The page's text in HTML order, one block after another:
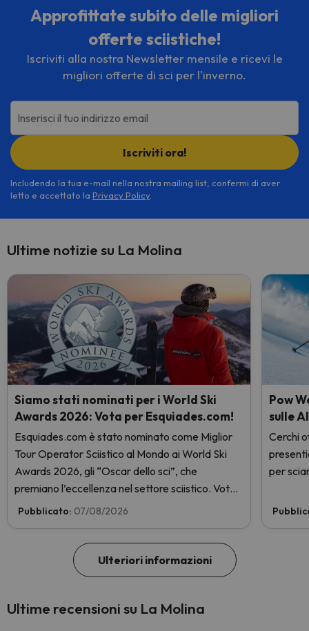
Approfittate subito delle migliori
offerte sciistiche!
Iscriviti alla nostra Newsletter mensile e ricevi le
migliori offerte di sci per l'inverno.
Inserisci il tuo indirizzo email
Iscriviti ora!
Includendo la tua e-mail nella nostra mailing list, confermi di aver
letto e accettato la Privacy Policy.
Ultime notizie su La Molina
Siamo stati nominati per i World Ski
Awards 2026: Vota per Esquiades.com!
Esquiades.com è stato nominato come Miglior
Tour Operator Sciistico al Mondo ai World Ski
Awards 2026, gli “Oscar dello sci”, che
premiano l’eccellenza nel settore sciistico. Vota
subito e aiutaci a arrivare in cima!
Pubblicato: 07/08/2026
Pow
sulle
Cerchi
per
Ulteriori informazioni
Ultime recensioni su La Molina